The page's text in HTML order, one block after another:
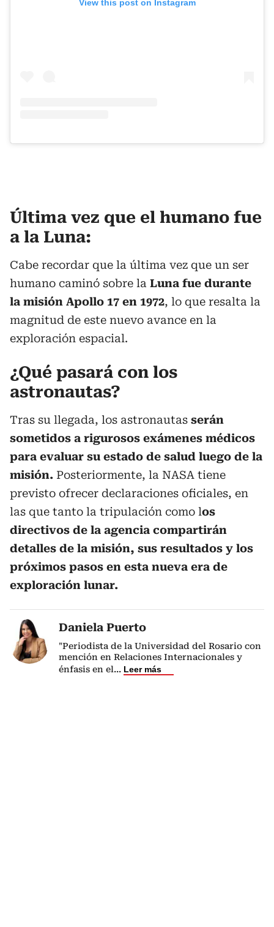
View this post on Instagram
Última vez que el humano fue
a la Luna:
Cabe recordar que la última vez que un ser
humano caminó sobre la Luna fue durante
la misión Apollo 17 en 1972, lo que resalta la
magnitud de este nuevo avance en la
exploración espacial.
¿Qué pasará con los
astronautas?
Tras su llegada, los astronautas serán
sometidos a rigurosos exámenes médicos
para evaluar su estado de salud luego de la
misión. Posteriormente, la NASA tiene
previsto ofrecer declaraciones oficiales, en
las que tanto la tripulación como los
directivos de la agencia compartirán
detalles de la misión, sus resultados y los
próximos pasos en esta nueva era de
exploración lunar.
Daniela Puerto
"Periodista de la Universidad del Rosario con
mención en Relaciones Internacionales y
énfasis en el... Leer más